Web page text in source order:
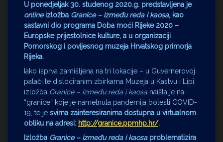
U ponedjeljak 30. studenog 2020.g. predstavljena je
onlineizložba Granice – između reda i kaosa, kao
sastavni dio programa Doba moći Rijeke 2020 –
Europske prijestolnice kulture, a u organizaciji
Pomorskog i povijesnog muzeja Hrvatskog primorja
Rijeka.
Iako isprva zamišljena na tri lokacije – u Guvernerovoj
palači te dislociranim zbirkama Muzeja u Kastvu i Lipi,
izložba Granice – između reda i kaosa naišla je na
“granice“ koje je nametnula pandemija bolesti COVID-
19, te je svima zainteresiranima dostupna u virtualnom
obliku na adresi: http://granice.ppmhp.hr/.
Izložba Granice – između reda i kaosaproblematizira